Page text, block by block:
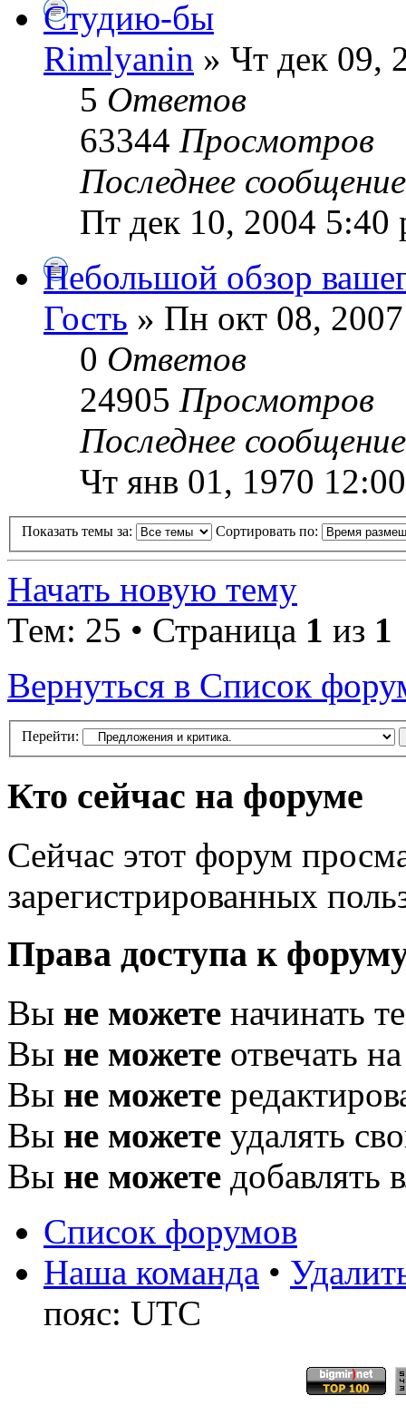
Студию-бы
Rimlyanin » Чт дек 09,
5 Ответов
63344 Просмотров
Последнее
Пт дек 10, 2004 5:40
Небольшой обзор
Гость » Пн окт 08,
0 Ответов
24905 Просмотров
Последнее
Чт янв 01, 1970
Показать темы за: Сортировать по:
Начать новую тему
Тем: 25 • Страница 1 из 1
Вернуться в Список
Перейти:
Кто сейчас на форуме
Сейчас этот форум
зарегистрированных
Права доступа к
Вы не можете начинать
Вы не можете отвечать
Вы не можете
Вы не можете удалять
Вы не можете добавлять
Список форумов
Наша команда •
пояс: UTC